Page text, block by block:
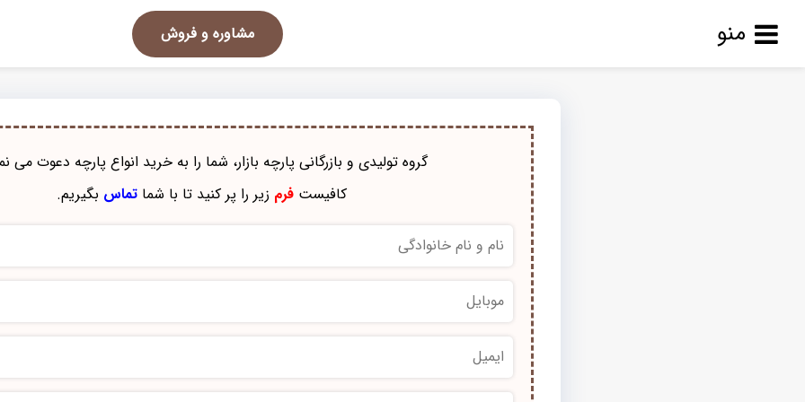
منو مشاوره و فروش
گروه تولیدی و بازرگانی پارچه بازار، شما را به خرید انواع پارچه دعوت می
کافیستفرم زیر را پر کنید تا با شماتماس بگیریم.